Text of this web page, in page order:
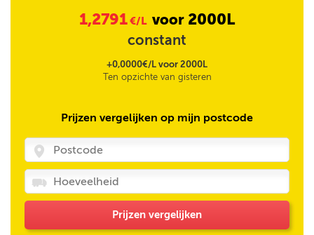
1,2791€/L voor 2000L
constant
+0,0000€/L voor 2000L
Ten opzichte van gisteren
Prijzen vergelijken op mijn postcode
Prijzen vergelijken